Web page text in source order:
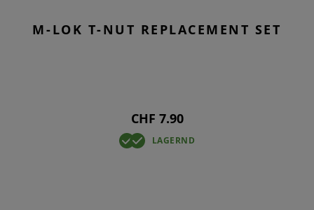
M-LOK T-NUT REPLACEMENT SET
CHF 7.90
LAGERND